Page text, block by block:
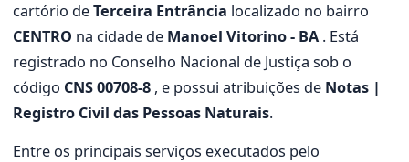
cartório deTerceira Entrância localizado no bairro
CENTRO na cidade de Manoel Vitorino - BA . Está
registrado no Conselho Nacional de Justiça sob o
código CNS 00708-8 , e possui atribuições de Notas |
Registro Civil das Pessoas Naturais.
Entre os principais serviços executados pelo